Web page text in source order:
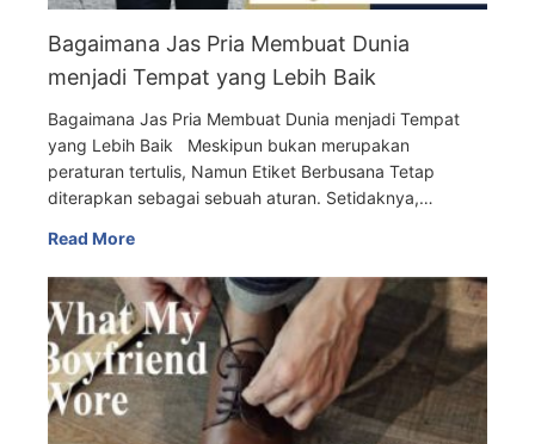
Bagaimana Jas Pria Membuat Dunia
menjadi Tempat yang Lebih Baik
Bagaimana Jas Pria Membuat Dunia menjadi Tempat
yang Lebih Baik Meskipun bukan merupakan
peraturan tertulis, Namun Etiket Berbusana Tetap
diterapkan sebagai sebuah aturan. Setidaknya,…
Read More